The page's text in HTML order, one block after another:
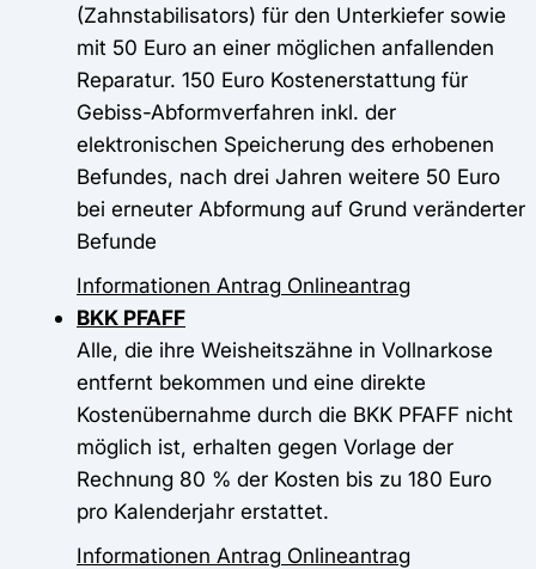
(Zahnstabilisators) für den Unterkiefer sowie
mit 50 Euro an einer möglichen anfallenden
Reparatur. 150 Euro Kostenerstattung für
Gebiss-Abformverfahren inkl. der
elektronischen Speicherung des erhobenen
Befundes, nach drei Jahren weitere 50 Euro
bei erneuter Abformung auf Grund veränderter
Befunde
Informationen Antrag Onlineantrag
BKK PFAFF
Alle, die ihre Weisheitszähne in Vollnarkose
entfernt bekommen und eine direkte
Kostenübernahme durch die BKK PFAFF nicht
möglich ist, erhalten gegen Vorlage der
Rechnung 80 % der Kosten bis zu 180 Euro
pro Kalenderjahr erstattet.
Informationen Antrag Onlineantrag